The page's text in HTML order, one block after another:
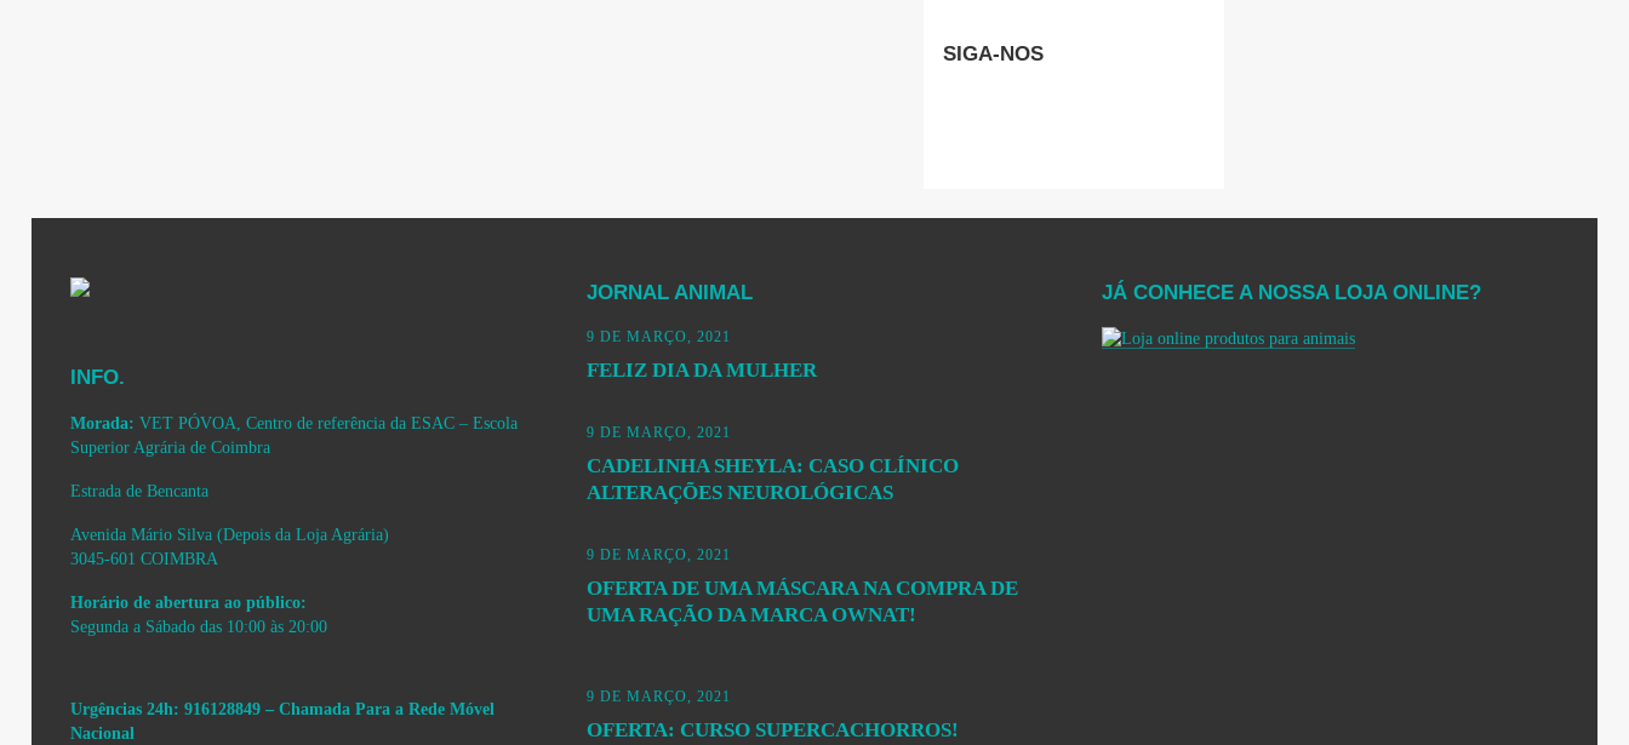
SIGA-NOS
INFO.
Morada: VET PÓVOA, Centro de referência da ESAC – Escola
Superior Agrária de Coimbra
Estrada de Bencanta
Avenida Mário Silva (Depois da Loja Agrária)
3045-601 COIMBRA
Horário de abertura ao público:
Segunda a Sábado das 10:00 às 20:00
Urgências 24h: 916128849 – Chamada Para a Rede Móvel
Nacional
JORNAL ANIMAL
9 DE MARÇO, 2021
FELIZ DIA DA MULHER
9 DE MARÇO, 2021
CADELINHA SHEYLA: CASO CLÍNICO
ALTERAÇÕES NEUROLÓGICAS
9 DE MARÇO, 2021
OFERTA DE UMA MÁSCARA NA COMPRA DE
UMA RAÇÃO DA MARCA OWNAT!
9 DE MARÇO, 2021
OFERTA: CURSO SUPERCACHORROS!
JÁ CONHECE A NOSSA LOJA ONLINE?